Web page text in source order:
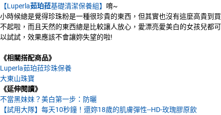
【Luperla茹珀菈基礎清潔保養組】 唷~
小時候總是覺得珍珠粉是一種很珍貴的東西，但其實也沒有這麼高貴到買
不起啦，而且天然的東西總是比較讓人放心，愛漂亮愛美白的女孩兒都可
以試試，效果應該不會讓妳失望的啦!
《相關搭配商品》
Luperla茹珀菈珍珠保養
大東山珠寶
《延伸閱讀》
不當黑妹妹？美白第一步：防曬
【試用大隊】每天10秒鐘！還妳18歲的肌膚彈性--HD-玫瑰膠原飲